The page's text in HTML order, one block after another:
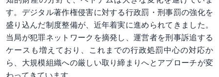
す。デジタル著作権侵害に対する行政罰・刑事罰の強化を
盛り込んだ制度整備が、近年着実に進められてきました。
当局が犯罪ネットワークを摘発し、運営者を刑事訴追する
ケースも増えており、これまでの行政処罰中心の対応か
ら、大規模組織への厳しい取り締まりへとアプローチが変